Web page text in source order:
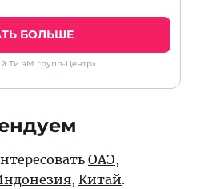
БОЛЬШЕ
Ти эМ групп-Центр»
ОАЭ,
, Китай.